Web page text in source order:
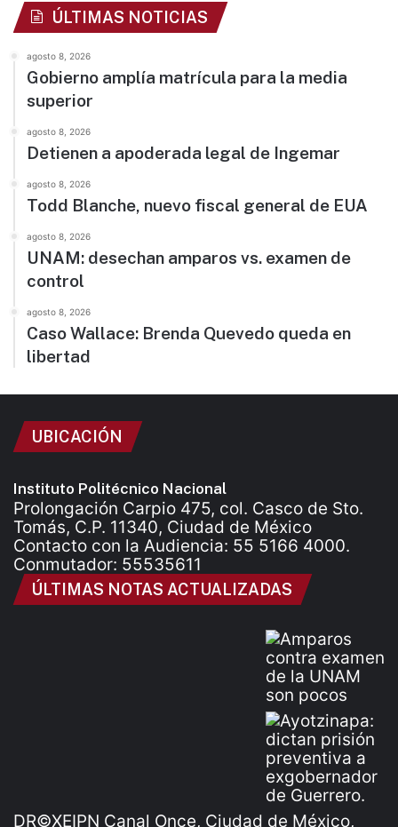
ÚLTIMAS NOTICIAS
agosto 8, 2026
Gobierno amplía matrícula para la media
superior
agosto 8, 2026
Detienen a apoderada legal de Ingemar
agosto 8, 2026
Todd Blanche, nuevo fiscal general de EUA
agosto 8, 2026
UNAM: desechan amparos vs. examen de
control
agosto 8, 2026
Caso Wallace: Brenda Quevedo queda en
libertad
UBICACIÓN
Instituto Politécnico Nacional
Prolongación Carpio 475, col. Casco de Sto.
Tomás, C.P. 11340, Ciudad de México
Contacto con la Audiencia: 55 5166 4000.
Conmutador: 55535611
ÚLTIMAS NOTAS ACTUALIZADAS
DR©XEIPN Canal Once, Ciudad de México,